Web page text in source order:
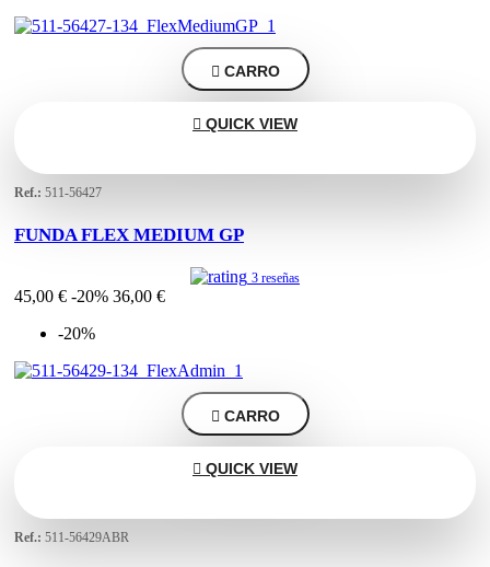
 CARRO
 QUICK VIEW
Ref.: 511-56427
FUNDA FLEX MEDIUM GP
3 reseñas
45,00 € -20% 36,00 €
-20%
 CARRO
 QUICK VIEW
Ref.: 511-56429ABR